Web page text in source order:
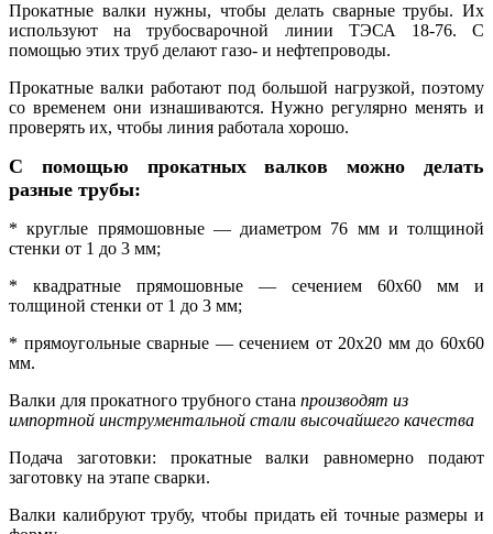
Прокатные валки нужны, чтобы делать сварные трубы. Их
используют на трубосварочной линии ТЭСА 18-76. С
помощью этих труб делают газо- и нефтепроводы.
Прокатные валки работают под большой нагрузкой, поэтому
со временем они изнашиваются. Нужно регулярно менять и
проверять их, чтобы линия работала хорошо.
С помощью прокатных валков можно делать
разные трубы:
* круглые прямошовные — диаметром 76 мм и толщиной
стенки от 1 до 3 мм;
* квадратные прямошовные — сечением 60х60 мм и
толщиной стенки от 1 до 3 мм;
* прямоугольные сварные — сечением от 20х20 мм до 60х60
мм.
Валки для прокатного трубного стана производят из
импортной инструментальной стали высочайшего качества
Подача заготовки: прокатные валки равномерно подают
заготовку на этапе сварки.
Валки калибруют трубу, чтобы придать ей точные размеры и